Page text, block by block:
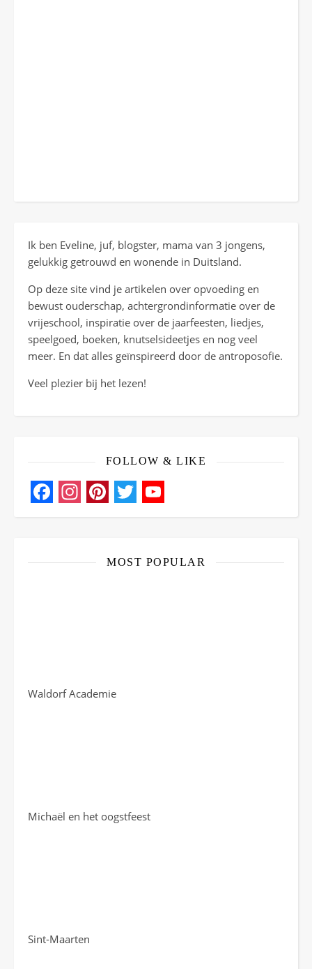
Ik ben Eveline, juf, blogster, mama van 3 jongens,
gelukkig getrouwd en wonende in Duitsland.
Op deze site vind je artikelen over opvoeding en
bewust ouderschap, achtergrondinformatie over de
vrijeschool, inspiratie over de jaarfeesten, liedjes,
speelgoed, boeken, knutselsideetjes en nog veel
meer. En dat alles geïnspireerd door de antroposofie.
Veel plezier bij het lezen!
FOLLOW & LIKE
Facebook
Instagram
Pinterest
Twitter
YouTube
MOST POPULAR
Waldorf Academie
Michaël en het oogstfeest
Sint-Maarten